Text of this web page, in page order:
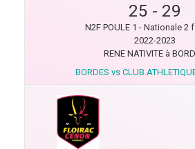
25 - 29
N2F POULE 1 - Nationale 2
2022-2023
RENE NATIVITE à
BORDES vs CLUB